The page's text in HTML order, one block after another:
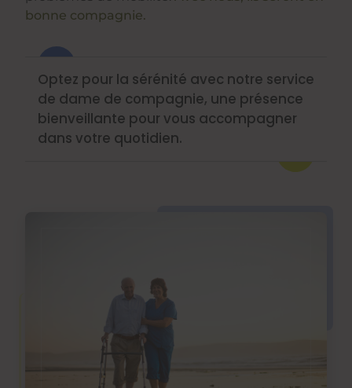
bonne compagnie.
Optez pour la sérénité avec notre service
de dame de compagnie, une présence
bienveillante pour vous accompagner
dans votre quotidien.